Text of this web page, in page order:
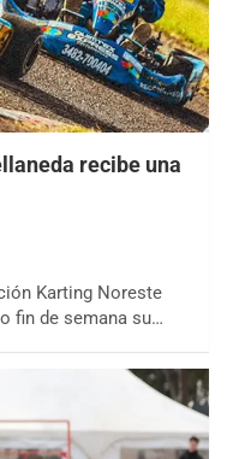
recibe una
Karting Noreste
fin de semana su…